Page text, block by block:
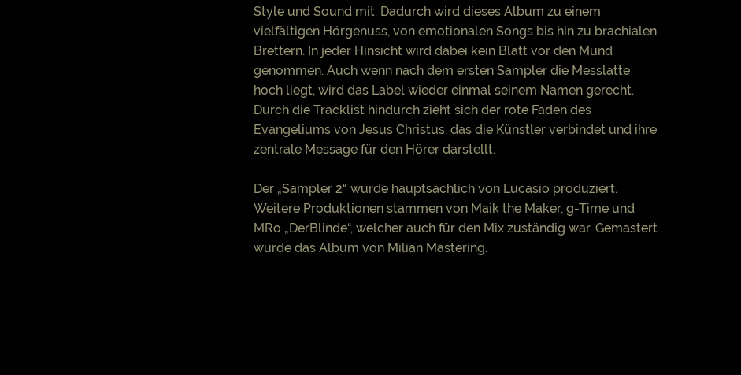
Style und Sound mit. Dadurch wird dieses Album zu einem
vielfältigen Hörgenuss, von emotionalen Songs bis hin zu brachialen
Brettern. In jeder Hinsicht wird dabei kein Blatt vor den Mund
genommen. Auch wenn nach dem ersten Sampler die Messlatte
hoch liegt, wird das Label wieder einmal seinem Namen gerecht.
Durch die Tracklist hindurch zieht sich der rote Faden des
Evangeliums von Jesus Christus, das die Künstler verbindet und ihre
zentrale Message für den Hörer darstellt.
Der „Sampler 2“ wurde hauptsächlich von Lucasio produziert.
Weitere Produktionen stammen von Maik the Maker, g-Time und
MRo „DerBlinde“, welcher auch für den Mix zuständig war. Gemastert
wurde das Album von Milian Mastering.